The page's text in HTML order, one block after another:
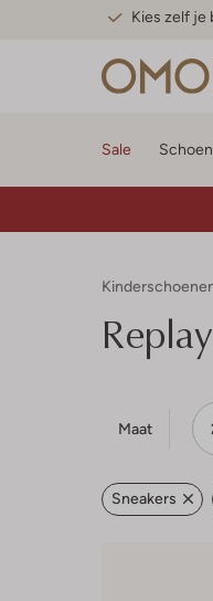
Kies zelf je
Sale
Replay
Maat
Sneakers